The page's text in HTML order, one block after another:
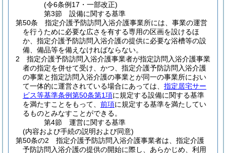
(令6条例17・一部改正)
第3節
設備に関する基準
第50条
指定介護予防訪問入浴介護事業所には、事業の運営
を行うために必要な広さを有する専用の区画を設けるほ
か、指定介護予防訪問入浴介護の提供に必要な浴槽等の設
備、備品等を備えなければならない。
2
指定介護予防訪問入浴介護事業者が指定訪問入浴介護事業
者の指定を併せて受け、かつ、指定介護予防訪問入浴介護
の事業と指定訪問入浴介護の事業とが同一の事業所におい
て一体的に運営されている場合にあっては、 指定居宅サー
ビス等基準条例第50条第1項に規定する設備に関する基準
を満たすことをもって、 前項に規定する基準を満たしてい
るものとみなすことができる。
第4節
運営に関する基準
(内容および手続の説明および同意)
第50条の2
指定介護予防訪問入浴介護事業者は、指定介護
予防訪問入浴介護の提供の開始に際し、あらかじめ、利用